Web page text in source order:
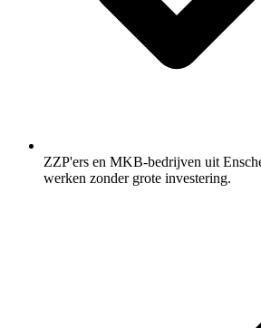
ZZP'ers en MKB-bedrijven uit
werken zonder grote investering.